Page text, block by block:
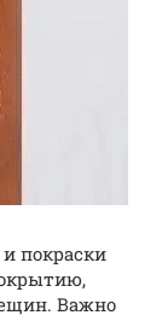
покраски
Важно